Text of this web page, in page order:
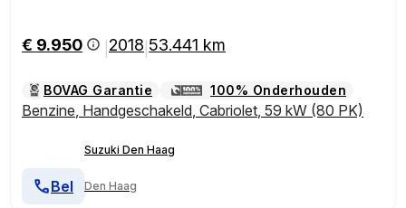
€ 9.950 2018 53.441 km
BOVAG Garantie 100% Onderhouden
Benzine, Handgeschakeld, Cabriolet, 59 kW (80 PK)
Suzuki Den Haag
Den Haag
Bel